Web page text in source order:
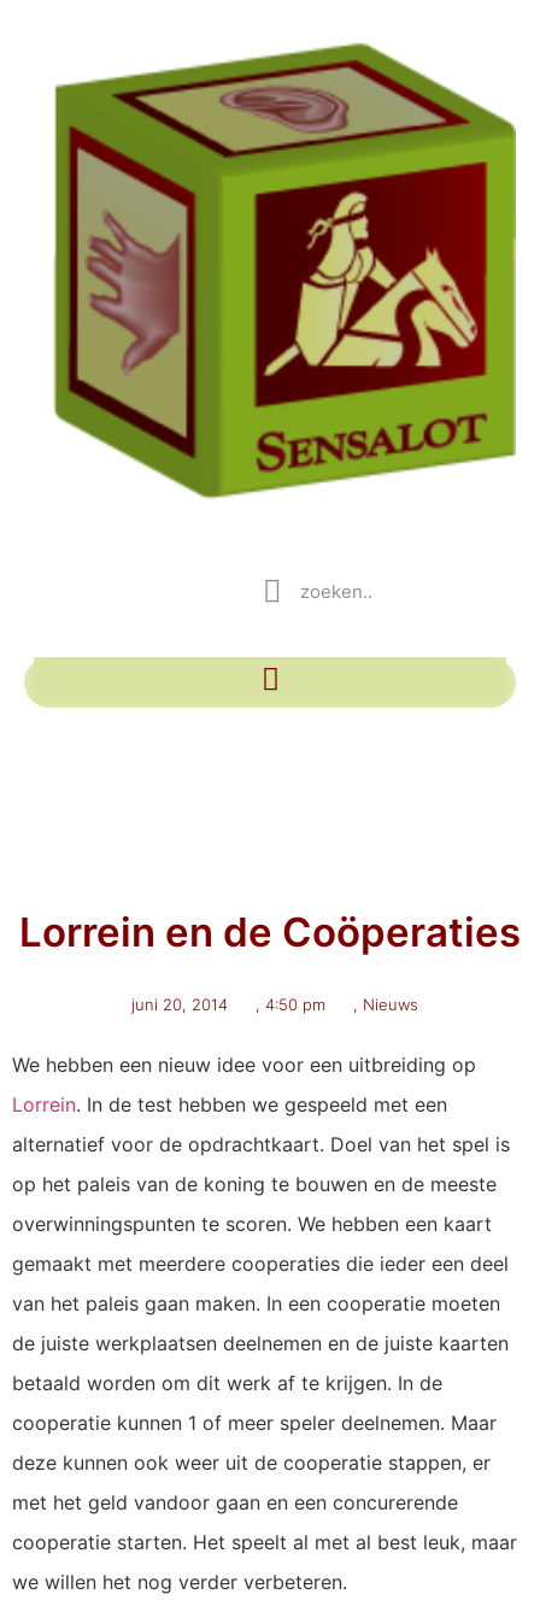
Lorrein en de Coöperaties
juni 20, 2014 , 4:50 pm , Nieuws
We hebben een nieuw idee voor een uitbreiding op
Lorrein. In de test hebben we gespeeld met een
alternatief voor de opdrachtkaart. Doel van het spel is
op het paleis van de koning te bouwen en de meeste
overwinningspunten te scoren. We hebben een kaart
gemaakt met meerdere cooperaties die ieder een deel
van het paleis gaan maken. In een cooperatie moeten
de juiste werkplaatsen deelnemen en de juiste kaarten
betaald worden om dit werk af te krijgen. In de
cooperatie kunnen 1 of meer speler deelnemen. Maar
deze kunnen ook weer uit de cooperatie stappen, er
met het geld vandoor gaan en een concurerende
cooperatie starten. Het speelt al met al best leuk, maar
we willen het nog verder verbeteren.